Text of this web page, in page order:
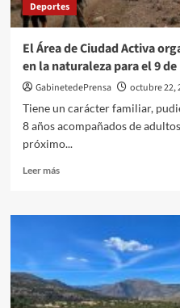
Andalucía
de
4
y
de
de
Remo
Deportes
El Área de Ciudad Activa
en la naturaleza para el 9
GabinetedePrensa octubre 22,
Tiene un carácter familiar,
8 años acompañados de
próximo...
Leer másLeer
El
Ciudad
Activa
organiza